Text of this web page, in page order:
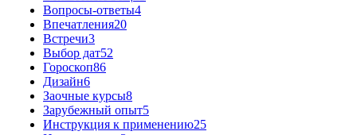
Вопросы-ответы4
Впечатления20
Встречи3
Выбор дат52
Гороскоп86
Дизайн6
Заочные курсы8
Зарубежный опыт5
Инструкция к применению25